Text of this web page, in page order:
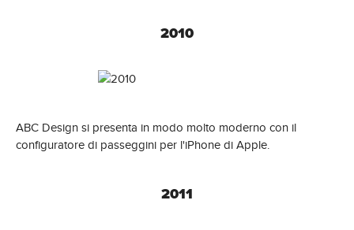
2010
ABC Design si presenta in modo molto moderno con il
configuratore di passeggini per l'iPhone di Apple.
2011